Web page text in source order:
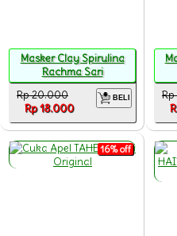
Masker Clay Spirulina
Rachma Sari
Rp 20.000
Rp 18.000
BELI
16% off